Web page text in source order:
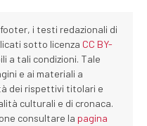
i testi redazionali di
sotto licenza CC BY-
a tali condizioni. Tale
e ai materiali a
dei rispettivi titolari e
culturali e di cronaca.
consultare la pagina